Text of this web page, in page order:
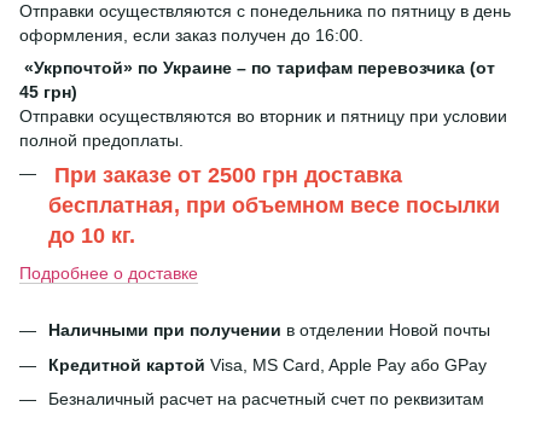
Отправки осуществляются с понедельника по пятницу в день
оформления, если заказ получен до 16:00.
«Укрпочтой» по Украине – по тарифам перевозчика (от
45 грн)
Отправки осуществляются во вторник и пятницу при условии
полной предоплаты.
При заказе от 2500 грн доставка
бесплатная, при объемном весе посылки
до 10 кг.
Подробнее о доставке
Наличными при получении в отделении Новой почты
Кредитной картой Visa, MS Card, Apple Pay або GPay
Безналичный расчет на расчетный счет по реквизитам